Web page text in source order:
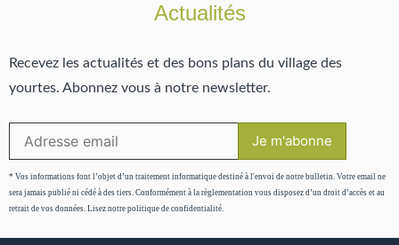
Actualités
Recevez les actualités et des bons plans du village des
yourtes. Abonnez vous à notre newsletter.
* Vos informations font l’objet d’un traitement informatique destiné à l'envoi de notre bulletin. Votre email ne
sera jamais publié ni cédé à des tiers. Conformément à la règlementation vous disposez d’un droit d’accès et au
retrait de vos données. Lisez notre politique de confidentialité.